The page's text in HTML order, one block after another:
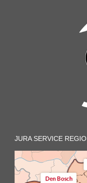
JURA SERVICE REGIO